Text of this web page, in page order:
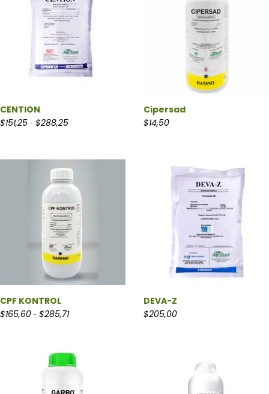
CENTION
$151,25- $288,25Rango de precios: desde $151,25 hasta $288,25
Cipersad
$14,50
CPF KONTROL
$165,60- $285,71Rango de precios: desde $165,60 hasta $285,71
DEVA-Z
$205,00